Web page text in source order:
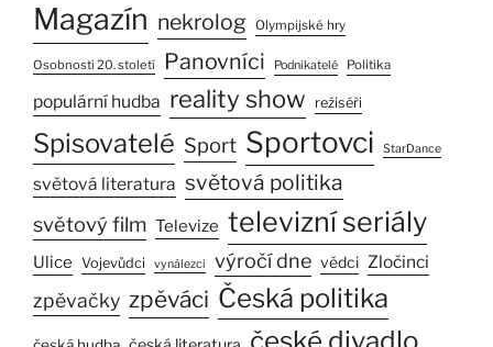
Magazín nekrolog Olympijské hry
Osobnosti 20. století Panovníci Podnikatelé Politika
populární hudba reality show režiséři
Spisovatelé Sport Sportovci StarDance
světová literatura světová politika
světový film Televize televizní seriály
Ulice Vojevůdci vynálezci výročí dne vědci Zločinci
zpěvačky zpěváci Česká politika